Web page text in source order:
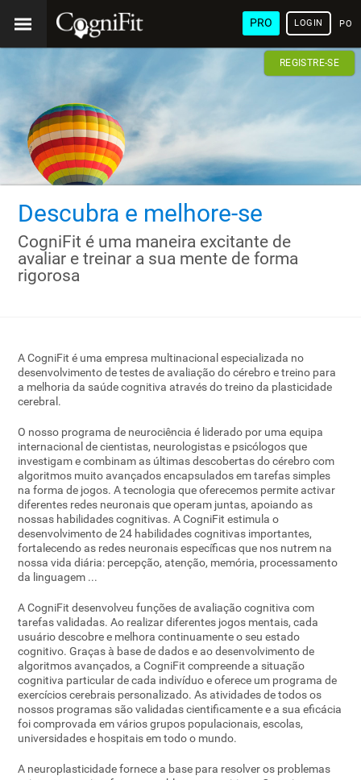
PRO LOGIN
REGISTRE-SE
Descubra e melhore-se
CogniFit é uma maneira excitante de
avaliar e treinar a sua mente de forma
rigorosa
A CogniFit é uma empresa multinacional especializada no
desenvolvimento de testes de avaliação do cérebro e treino para
a melhoria da saúde cognitiva através do treino da plasticidade
cerebral.
O nosso programa de neurociência é liderado por uma equipa
internacional de cientistas, neurologistas e psicólogos que
investigam e combinam as últimas descobertas do cérebro com
algoritmos muito avançados encapsulados em tarefas simples
na forma de jogos. A tecnologia que oferecemos permite activar
diferentes redes neuronais que operam juntas, apoiando as
nossas habilidades cognitivas. A CogniFit estimula o
desenvolvimento de 24 habilidades cognitivas importantes,
fortalecendo as redes neuronais específicas que nos nutrem na
nossa vida diária: percepção, atenção, memória, processamento
da linguagem ...
A CogniFit desenvolveu funções de avaliação cognitiva com
tarefas validadas. Ao realizar diferentes jogos mentais, cada
usuário descobre e melhora continuamente o seu estado
cognitivo. Graças à base de dados e ao desenvolvimento de
algoritmos avançados, a CogniFit compreende a situação
cognitiva particular de cada indivíduo e oferece um programa de
exercícios cerebrais personalizado. As atividades de todos os
nossos programas são validadas cientificamente e a sua eficácia
foi comprovada em vários grupos populacionais, escolas,
universidades e hospitais em todo o mundo.
A neuroplasticidade fornece a base para resolver os problemas